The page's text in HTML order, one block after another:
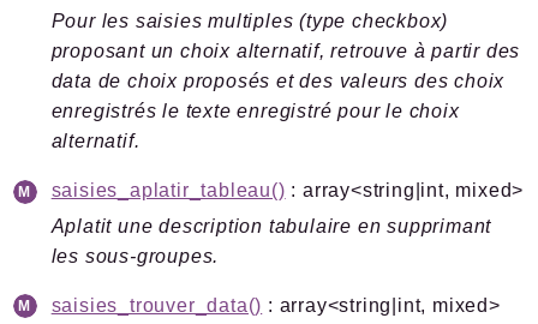
Pour les saisies multiples (type checkbox)
proposant un choix alternatif, retrouve à partir des
data de choix proposés et des valeurs des choix
enregistrés le texte enregistré pour le choix
alternatif.
saisies_aplatir_tableau() : array<string|int, mixed>
Aplatit une description tabulaire en supprimant
les sous-groupes.
saisies_trouver_data() : array<string|int, mixed>